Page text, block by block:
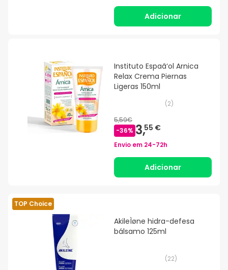
Adicionar
Instituto Espaã‘ol Arnica
Relax Crema Piernas
Ligeras 150ml
(2)
5,59€
-36% 3,55 €
Envio em 24-72h
Adicionar
TOP Choice
AkileÌøne hidra-defesa
bálsamo 125ml
(22)